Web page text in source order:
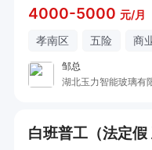
4000-5000 元/月
孝南区 五险 商
邹总
湖北玉力智能玻璃有
白班普工（法定假